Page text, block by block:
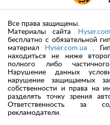
Все права защищены.
Материалы сайта
бесплатно с обязательной
материал
Hyser.com.ua .
находиться не ниже
полного либо
Нарушение данных
нарушение защищаемых
собственности и права на
разделять точку зрения
Ответственность за
рекламодатели.